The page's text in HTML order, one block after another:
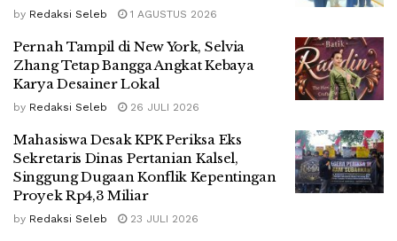
by Redaksi Seleb 1 AGUSTUS 2026
Pernah Tampil di New York, Selvia
Zhang Tetap Bangga Angkat Kebaya
Karya Desainer Lokal
by Redaksi Seleb 26 JULI 2026
Mahasiswa Desak KPK Periksa Eks
Sekretaris Dinas Pertanian Kalsel,
Singgung Dugaan Konflik Kepentingan
Proyek Rp4,3 Miliar
by Redaksi Seleb 23 JULI 2026